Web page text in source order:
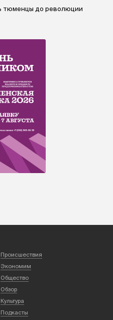
тюменцы до революции
Происшествия
Экономим
Общество
Обзор
Культура
Подкасты